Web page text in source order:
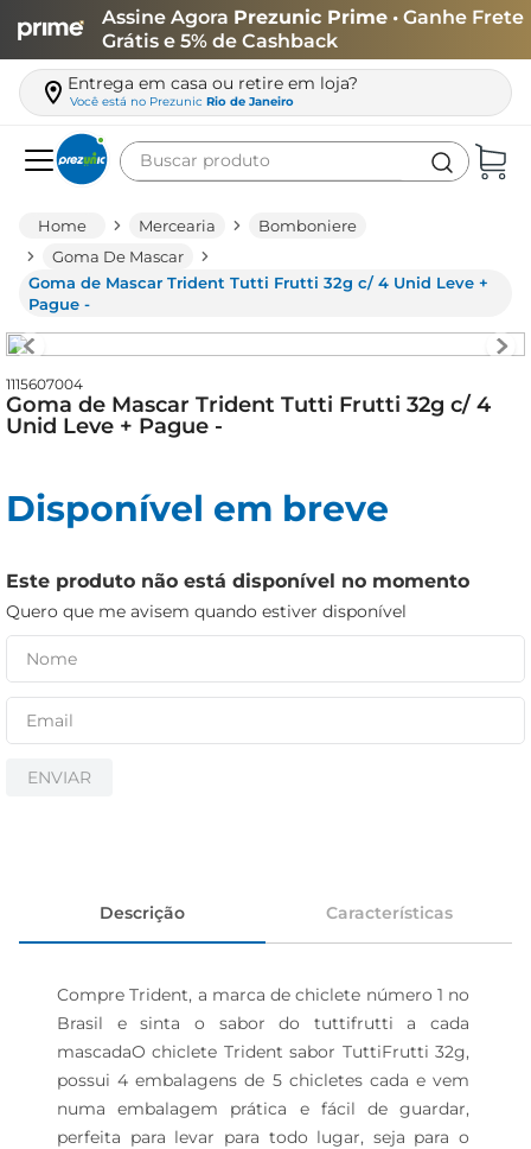
Assine Agora Prezunic Prime • Ganhe Frete
Grátis e 5% de Cashback
Entrega em casa ou retire em loja?
Você está no Prezunic Rio de Janeiro
Buscar produto
Mercearia
Bomboniere
Goma De Mascar
Goma de Mascar Trident Tutti Frutti 32g c/ 4 Unid Leve +
Pague -
1115607004
Goma de Mascar Trident Tutti Frutti 32g c/ 4
Unid Leve + Pague -
Disponível em breve
Este produto não está disponível no momento
Quero que me avisem quando estiver disponível
ENVIAR
Descrição Características
Compre Trident, a marca de chiclete número 1 no
Brasil e sinta o sabor do tuttifrutti a cada
mascadaO chiclete Trident sabor TuttiFrutti 32g,
possui 4 embalagens de 5 chicletes cada e vem
numa embalagem prática e fácil de guardar,
perfeita para levar para todo lugar, seja para o
leite
biscoito
iogurte
papel higiênico
cerveja